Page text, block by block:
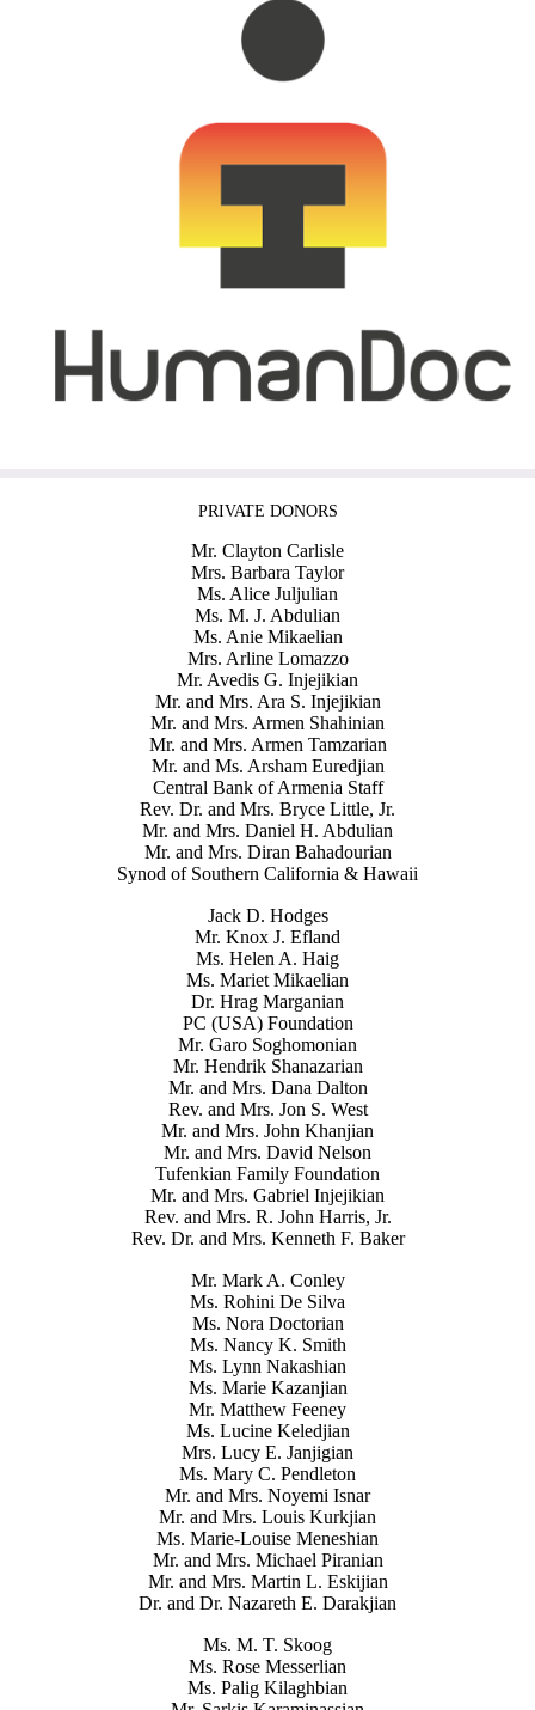
PRIVATE DONORS
Mr. Clayton Carlisle
Mrs. Barbara Taylor
Ms. Alice Juljulian
Ms. M. J. Abdulian
Ms. Anie Mikaelian
Mrs. Arline Lomazzo
Mr. Avedis G. Injejikian
Mr. and Mrs. Ara S. Injejikian
Mr. and Mrs. Armen Shahinian
Mr. and Mrs. Armen Tamzarian
Mr. and Ms. Arsham Euredjian
Central Bank of Armenia Staff
Rev. Dr. and Mrs. Bryce Little, Jr.
Mr. and Mrs. Daniel H. Abdulian
Mr. and Mrs. Diran Bahadourian
Synod of Southern California & Hawaii
Jack D. Hodges
Mr. Knox J. Efland
Ms. Helen A. Haig
Ms. Mariet Mikaelian
Dr. Hrag Marganian
PC (USA) Foundation
Mr. Garo Soghomonian
Mr. Hendrik Shanazarian
Mr. and Mrs. Dana Dalton
Rev. and Mrs. Jon S. West
Mr. and Mrs. John Khanjian
Mr. and Mrs. David Nelson
Tufenkian Family Foundation
Mr. and Mrs. Gabriel Injejikian
Rev. and Mrs. R. John Harris, Jr.
Rev. Dr. and Mrs. Kenneth F. Baker
Mr. Mark A. Conley
Ms. Rohini De Silva
Ms. Nora Doctorian
Ms. Nancy K. Smith
Ms. Lynn Nakashian
Ms. Marie Kazanjian
Mr. Matthew Feeney
Ms. Lucine Keledjian
Mrs. Lucy E. Janjigian
Ms. Mary C. Pendleton
Mr. and Mrs. Noyemi Isnar
Mr. and Mrs. Louis Kurkjian
Ms. Marie-Louise Meneshian
Mr. and Mrs. Michael Piranian
Mr. and Mrs. Martin L. Eskijian
Dr. and Dr. Nazareth E. Darakjian
Ms. M. T. Skoog
Ms. Rose Messerlian
Ms. Palig Kilaghbian